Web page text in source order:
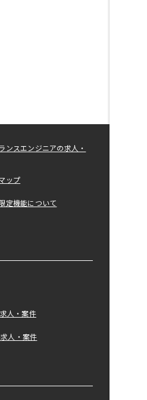
ンスエンジニアの求人・
ップ
定機能について
人・案件
人・案件